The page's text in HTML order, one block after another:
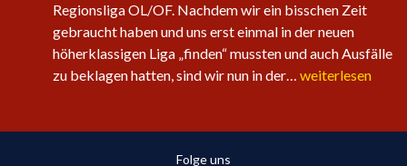
Regionsliga OL/OF. Nachdem wir ein bisschen Zeit
gebraucht haben und uns erst einmal in der neuen
höherklassigen Liga „finden“ mussten und auch Ausfälle
zu beklagen hatten, sind wir nun in der… Sechster
weiterlesen
Folge uns